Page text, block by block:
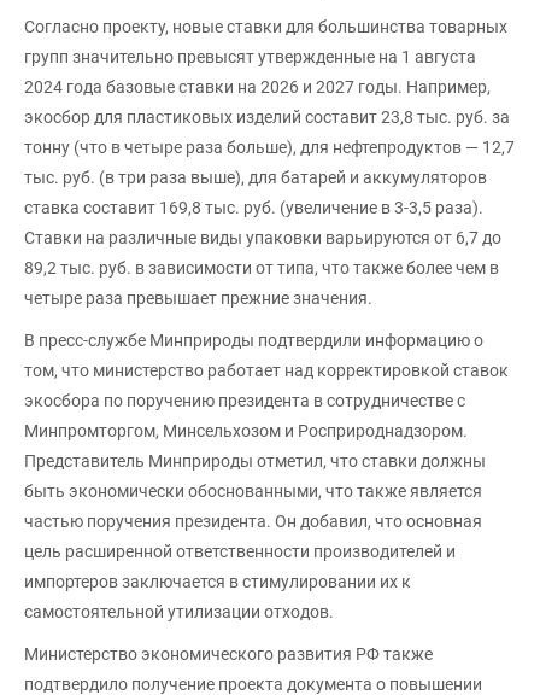
Согласно проекту, новые ставки для большинства товарных
групп значительно превысят утвержденные на 1 августа
2024 года базовые ставки на 2026 и 2027 годы. Например,
экосбор для пластиковых изделий составит 23,8 тыс. руб. за
тонну (что в четыре раза больше), для нефтепродуктов — 12,7
тыс. руб. (в три раза выше), для батарей и аккумуляторов
ставка составит 169,8 тыс. руб. (увеличение в 3-3,5 раза).
Ставки на различные виды упаковки варьируются от 6,7 до
89,2 тыс. руб. в зависимости от типа, что также более чем в
четыре раза превышает прежние значения.
В пресс-службе Минприроды подтвердили информацию о
том, что министерство работает над корректировкой ставок
экосбора по поручению президента в сотрудничестве с
Минпромторгом, Минсельхозом и Росприроднадзором.
Представитель Минприроды отметил, что ставки должны
быть экономически обоснованными, что также является
частью поручения президента. Он добавил, что основная
цель расширенной ответственности производителей и
импортеров заключается в стимулировании их к
самостоятельной утилизации отходов.
Министерство экономического развития РФ также
подтвердило получение проекта документа о повышении